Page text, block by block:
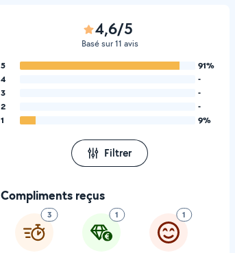
4,6/5
Basé sur 11 avis
5
91%
4
-
3
-
2
-
1
9%
Filtrer
Compliments reçus
3 1 1